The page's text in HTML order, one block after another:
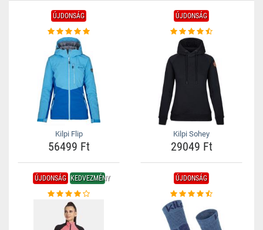
ÚJDONSÁG
Kilpi Flip
56499 Ft
ÚJDONSÁG
Kilpi Sohey
29049 Ft
ÚJDONSÁG KEDVEZMÉNY ÚJDONSÁG